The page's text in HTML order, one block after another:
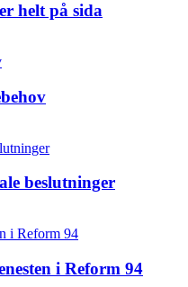
helt på sida
beslutninger
i Reform 94